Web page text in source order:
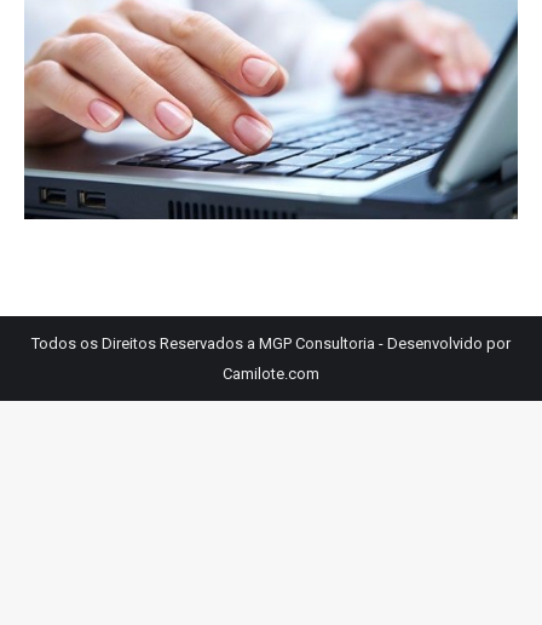
Todos os Direitos Reservados a MGP Consultoria - Desenvolvido por
Camilote.com